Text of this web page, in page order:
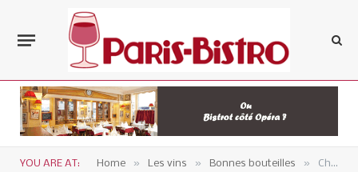
YOU ARE AT: Home » Les vins » Bonnes bouteilles » Château de Jonquières, la Baronnie 2009